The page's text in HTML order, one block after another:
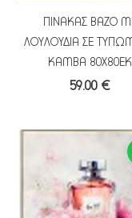
ΠΙΝΑΚΑΣ ΒΑΖΟ
ΛΟΥΛΟΥΔΙΑ ΣΕ
ΚΑΜΒΑ 80Χ80ΕΚ
59.00 €